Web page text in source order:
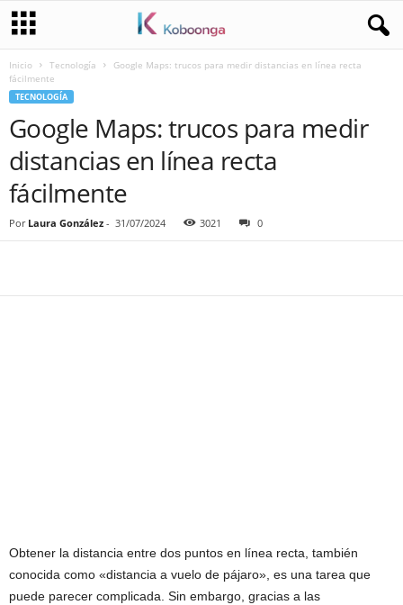
Inicio Tecnología
Google Maps: trucos para medir distancias en línea recta
fácilmente
TECNOLOGÍA
Google Maps: trucos para medir
distancias en línea recta
fácilmente
Por Laura González - 31/07/2024 3021 0
Obtener la distancia entre dos puntos en línea recta, también
conocida como «distancia a vuelo de pájaro», es una tarea que
puede parecer complicada. Sin embargo, gracias a las